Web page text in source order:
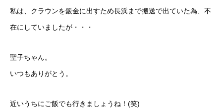
私は、クラウンを鈑金に出すため長浜まで搬送で出ていた為、不
在にしていましたが・・・
聖子ちゃん。
いつもありがとう。
近いうちにご飯でも行きましょうね！(笑)